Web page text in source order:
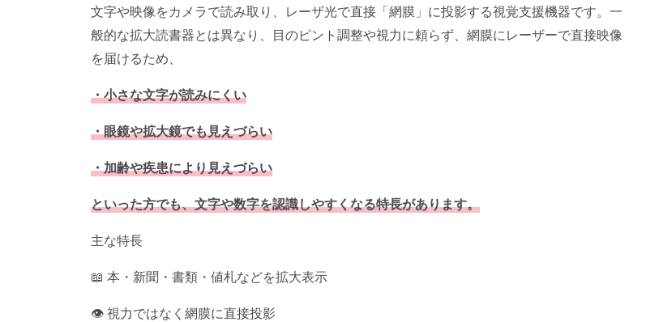
文字や映像をカメラで読み取り、レーザ光で直接「網膜」に投影する視覚支援機器です。一
般的な拡大読書器とは異なり、目のピント調整や視力に頼らず、網膜にレーザーで直接映像
を届けるため、
・小さな文字が読みにくい
・眼鏡や拡大鏡でも見えづらい
・加齢や疾患により見えづらい
といった方でも、文字や数字を認識しやすくなる特長があります。
主な特長
📖 本・新聞・書類・値札などを拡大表示
👁️ 視力ではなく網膜に直接投影